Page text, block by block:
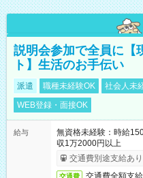
説明会参加で全員に【
ト】生活のお手伝い
派遣 職種未経験OK 社会人未
WEB登録・面接OK
給与
無資格未経験：時給
収1万2000円以上
交通費別途支給あり
交通費 交通費全額支給